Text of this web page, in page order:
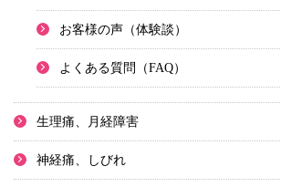
お客様の声（体験談）
よくある質問（FAQ）
生理痛、月経障害
神経痛、しびれ